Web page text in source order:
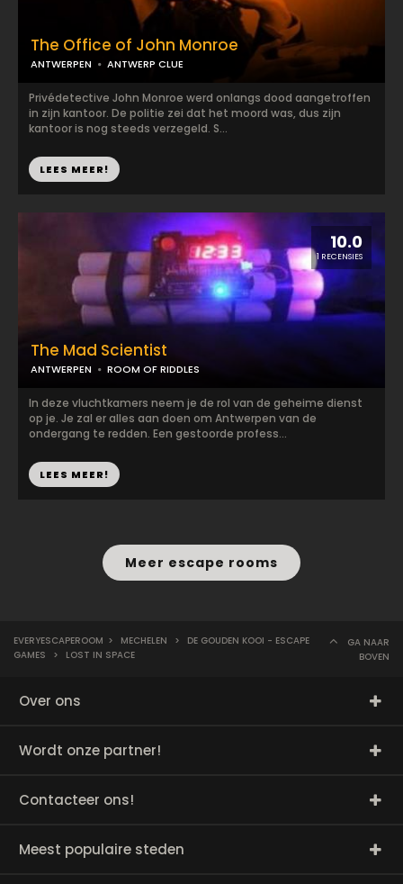
The Office of John Monroe
ANTWERPEN ANTWERP CLUE
Privédetective John Monroe werd onlangs dood aangetroffen
in zijn kantoor. De politie zei dat het moord was, dus zijn
kantoor is nog steeds verzegeld. S...
LEES MEER!
10.0
1 RECENSIES
The Mad Scientist
ANTWERPEN ROOM OF RIDDLES
In deze vluchtkamers neem je de rol van de geheime dienst
op je. Je zal er alles aan doen om Antwerpen van de
ondergang te redden. Een gestoorde profess...
LEES MEER!
Meer escape rooms
EVERYESCAPEROOM > MECHELEN >
DE GOUDEN KOOI - ESCAPE
GAMES
> LOST IN SPACE
GA NAAR
BOVEN
Over ons
Wordt onze partner!
Contacteer ons!
Meest populaire steden